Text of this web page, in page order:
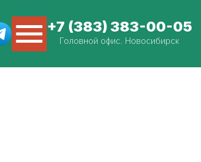
+7 (383) 383-00-05
Головной офис. Новосибирск